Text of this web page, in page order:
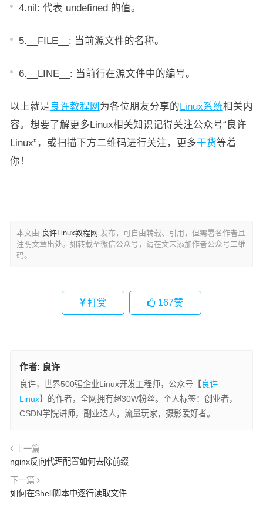
4.nil: 代表 undefined 的值。
5.__FILE__: 当前源文件的名称。
6.__LINE__: 当前行在源文件中的编号。
以上就是 良许教程网 为各位朋友分享的Linux系统相关内
容。想要了解更多Linux相关知识记得关注公众号“良许
Linux”，或扫描下方二维码进行关注，更多干货等着
你！
本文由 良许Linux教程网 发布，可自由转载、引用，但需署名作者且
注明文章出处。如转载至微信公众号，请在文末添加作者公众号二维
码。
打赏 167赞
作者: 良许
良许，世界500强企业Linux开发工程师，公众号【 良许
Linux】的作者，全网拥有超30W粉丝。个人标签：创业者，
CSDN学院讲师，副业达人，流量玩家，摄影爱好者。
上一篇
nginx反向代理配置如何去除前缀
下一篇
如何在Shell脚本中逐行读取文件